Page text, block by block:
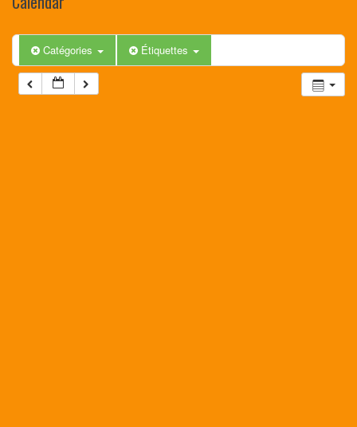
Catégories Étiquettes